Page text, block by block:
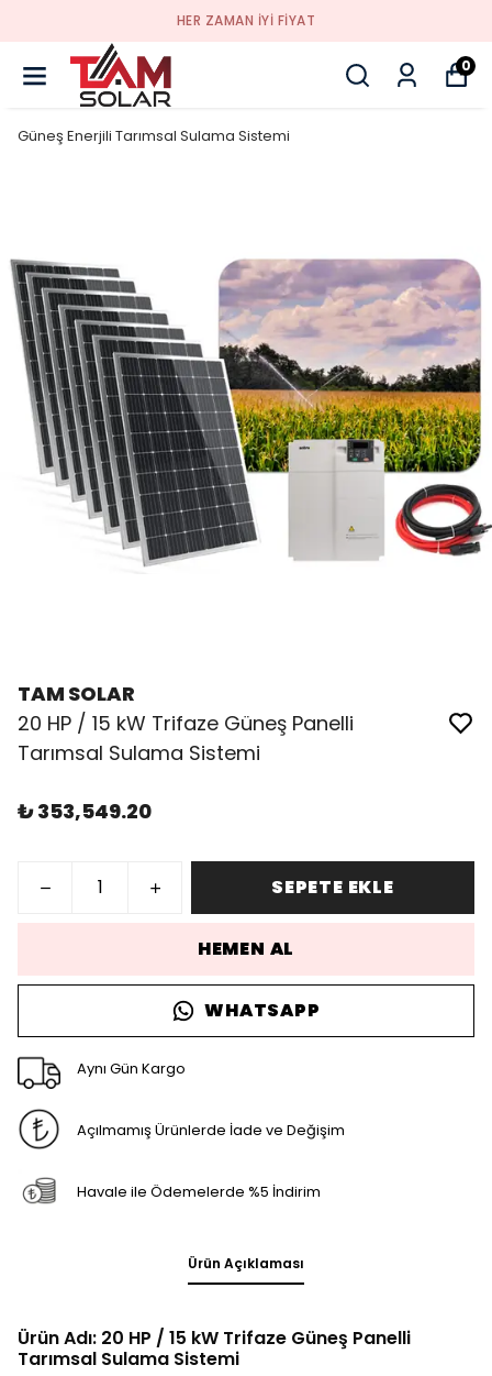
HER ZAMAN IYI FIYAT
0
Güneş Enerjili Tarımsal Sulama Sistemi
TAM SOLAR
20 HP / 15 kW Trifaze Güneş Panelli
Tarımsal Sulama Sistemi
₺ 353,549.20
SEPETE EKLE
HEMEN AL
WHATSAPP
Aynı Gün Kargo
Açılmamış Ürünlerde İade ve Değişim
Havale ile Ödemelerde %5 İndirim
Ürün Açıklaması
Ürün Adı: 20 HP / 15 kW Trifaze Güneş Panelli
Tarımsal Sulama Sistemi